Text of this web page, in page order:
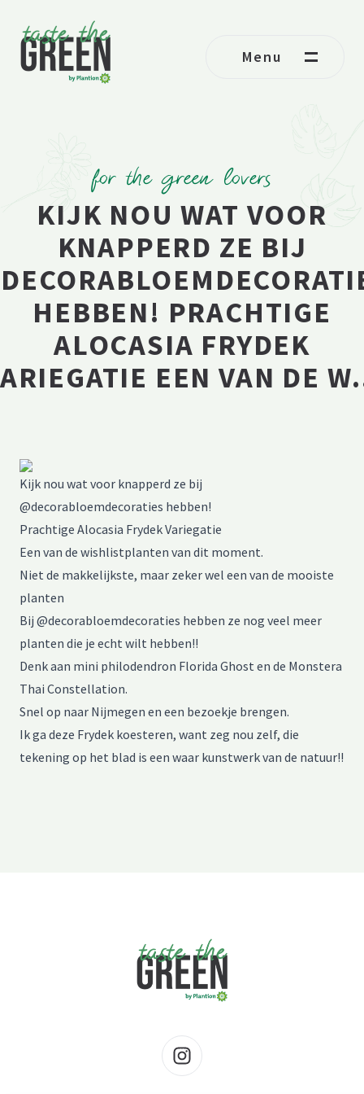
Menu
for the green lovers
KIJK NOU WAT VOOR
KNAPPERD ZE BIJ
HEBBEN! PRACHTIGE
ALOCASIA FRYDEK
EEN VAN DE
Kijk nou wat voor knapperd ze bij
@decorabloemdecoraties hebben!
Prachtige Alocasia Frydek Variegatie
Een van de wishlistplanten van dit moment.
Niet de makkelijkste, maar zeker wel een van de mooiste
planten
Bij @decorabloemdecoraties hebben ze nog veel meer
planten die je echt wilt hebben!!
Denk aan mini philodendron Florida Ghost en de Monstera
Thai Constellation.
Snel op naar Nijmegen en een bezoekje brengen.
Ik ga deze Frydek koesteren, want zeg nou zelf, die
tekening op het blad is een waar kunstwerk van de natuur!!